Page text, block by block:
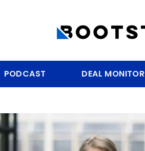
PODCAST DEAL MONITOR